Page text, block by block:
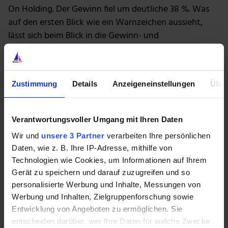
Zustimmung Details Anzeigeneinstellungen
Verantwortungsvoller Umgang mit Ihren Daten
Wir und unsere 3 Partner verarbeiten Ihre persönlichen
Daten, wie z. B. Ihre IP-Adresse, mithilfe von
Technologien wie Cookies, um Informationen auf Ihrem
Gerät zu speichern und darauf zuzugreifen und so
personalisierte Werbung und Inhalte, Messungen von
Werbung und Inhalten, Zielgruppenforschung sowie
Entwicklung von Angeboten zu ermöglichen. Sie
entscheiden darüber, wer Ihre Daten für welche Zwecke
On Holding. Der Gewinn fiel um deutliche 38 %. Was
auf den ersten Blick wie ein Warnzeichen aussieht,
lässt sich beim Blick in die Gewinn- und
Verlustrechnung aber schnell mit vor allem einem
Sonderfaktor erklären: Wechselkurseffekte aufgrund
des deutlich aufgewerteten Schweizer Franken.
Klammert man diese aus, hat sich der
Vorsteuergewinn im Vergleich zum Vorjahresquartal
verdoppelt.
Es läuft also wirklich gut bei On, weshalb auch der
Ausblick auf 2025 leicht erhöht wurde – trotz „höherer
Planungsunsicherheit“. Es wird nun ein
währungsbereinigtes Umsatzwachstum von
mindestens 28 % (bisher mindestens 27 %) in Aussicht
gestellt. Auch wenn das KGV von 67 definitiv hoch ist,
dürfte es sich bei diesen Wachstumsraten schnell